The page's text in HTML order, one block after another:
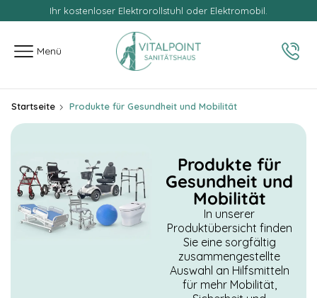
Ihr kostenloser Elektrorollstuhl oder Elektromobil.
Menü
Startseite Produkte für Gesundheit und Mobilität
Produkte für
Gesundheit und
Mobilität
In unserer
Produktübersicht finden
Sie eine sorgfältig
zusammengestellte
Auswahl an Hilfsmitteln
für mehr Mobilität,